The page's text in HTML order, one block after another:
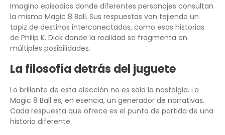
Imagino episodios donde diferentes personajes consultan
la misma Magic 8 Ball. Sus respuestas van tejiendo un
tapiz de destinos interconectados, como esas historias
de Philip K. Dick donde la realidad se fragmenta en
múltiples posibilidades.
La filosofía detrás del juguete
Lo brillante de esta elección no es solo la nostalgia. La
Magic 8 Ball es, en esencia, un generador de narrativas.
Cada respuesta que ofrece es el punto de partida de una
historia diferente.